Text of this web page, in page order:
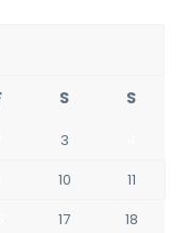
S S
3
10
11
17 18